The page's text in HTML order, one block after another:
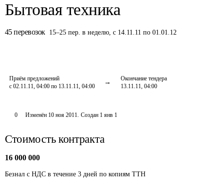
Бытовая техника
45 перевозок 15–25 пер. в неделю, с 14.11.11 по 01.01.12
Приём предложений
с 02.11.11, 04:00 по 13.11.11, 04:00
Окончание тендера
13.11.11, 04:00
0 Изменён 10 ноя 2011. Создан 1 янв 1
Стоимость контракта
16 000 000
Безнал с НДС в течение 3 дней по копиям ТТН